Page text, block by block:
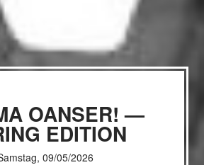
OANSER! —
EDITION
09/05/2026